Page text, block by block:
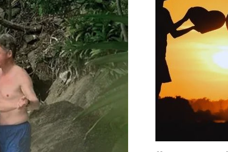
nisu verovali u vaše sposobnosti,
naredni period donosi veliki
ljudi oko vas. Najlepše od
ranije. Više vam neće biti